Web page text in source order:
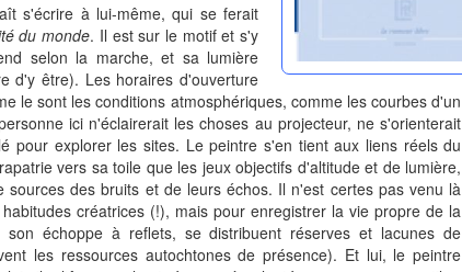
s'écrire à lui-même, qui se ferait
du monde. Il est sur le motif et s'y
selon la marche, et sa lumière
d'y être). Les horaires d'ouverture
le sont les conditions atmosphériques, comme les courbes d'un
ici n'éclairerait les choses au projecteur, ne s'orienterait
pour explorer les sites. Le peintre s'en tient aux liens réels du
vers sa toile que les jeux objectifs d'altitude et de lumière,
sources des bruits et de leurs échos. Il n'est certes pas venu là
créatrices (!), mais pour enregistrer la vie propre de la
son échoppe à reflets, se distribuent réserves et lacunes de
les ressources autochtones de présence). Et lui, le peintre